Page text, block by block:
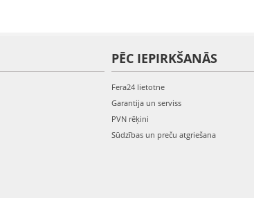
PĒC IEPIRKŠANĀS
Fera24 lietotne
Garantija un serviss
PVN rēķini
Sūdzības un preču atgriešana